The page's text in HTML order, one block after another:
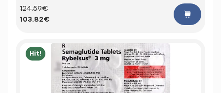
124.59€
103.82€
Hit!